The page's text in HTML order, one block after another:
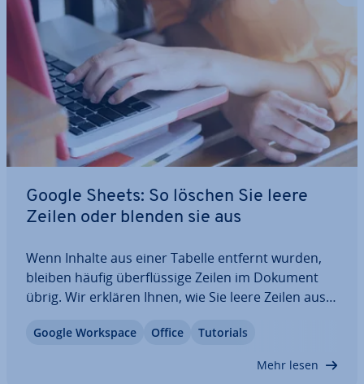
Google Sheets: So löschen Sie leere
Zeilen oder blenden sie aus
Wenn Inhalte aus einer Tabelle entfernt wurden,
bleiben häufig über­flüs­si­ge Zeilen im Dokument
übrig. Wir erklären Ihnen, wie Sie leere Zeilen aus
erfahren außerdem, wie Sie Inhalte oder einzelne
Google Workspace Office Tutorials
Mehr lesen